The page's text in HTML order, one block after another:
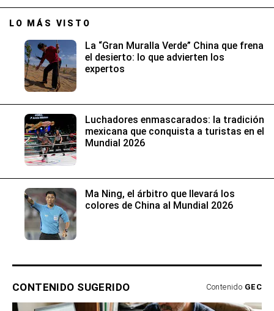
LO MÁS VISTO
La “Gran Muralla Verde” China que frena
el desierto: lo que advierten los
expertos
Luchadores enmascarados: la tradición
mexicana que conquista a turistas en el
Mundial 2026
Ma Ning, el árbitro que llevará los
colores de China al Mundial 2026
CONTENIDO SUGERIDO Contenido GEC